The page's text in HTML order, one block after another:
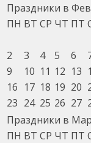
Праздники в
ПН ВТ СР ЧТ ПТ
2
3 4 5 6
9
10 11 12 13
16 17 18 19 20
23 24 25 26 27
Праздники в
ПН ВТ СР ЧТ ПТ